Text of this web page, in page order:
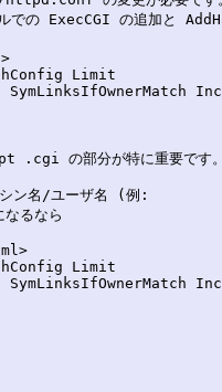
での ExecCGI の追加と
Limit
SymLinksIfOwnerMatch
の部分が特に重要です
ン名/ユーザ名 (例:
るなら
Limit
SymLinksIfOwnerMatch